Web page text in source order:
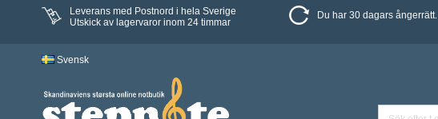
Leverans med Postnord i hela Sverige
Utskick av lagervaror inom 24 timmar
Du har 30 dagars ångerrätt.
Svensk